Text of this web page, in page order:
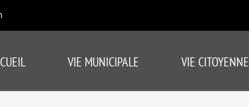
VIE MUNICIPALE VIE CITOYENNE